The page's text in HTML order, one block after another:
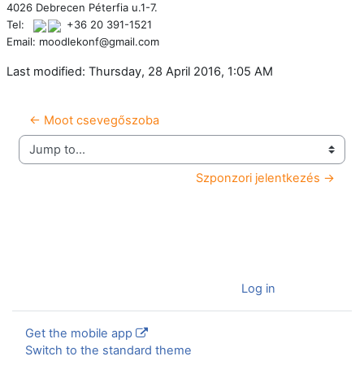
4026 Debrecen Péterfia u.1-7.
Tel:
+36 20 391-1521
Email: moodlekonf@gmail.com
Last modified: Thursday, 28 April 2016, 1:05 AM
← Moot csevegőszoba
Jump to...
Szponzori jelentkezés →
Log in
Get the mobile app
Switch to the standard theme